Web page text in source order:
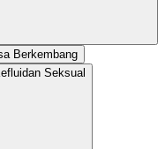
Berkembang
Seksual